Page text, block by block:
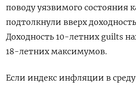
поводу уязвимого состояния
подтолкнули ​вверх
Доходность 10-летних guilts
18-летних максимумов.
Если индекс инфляции в